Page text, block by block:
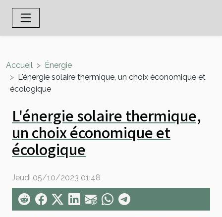
Accueil
Énergie
L'énergie solaire thermique, un choix économique et
écologique
L'énergie solaire thermique,
un choix économique et
écologique
Jeudi 05/10/2023 01:48